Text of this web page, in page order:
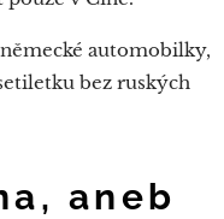
automobilky,
bez ruských
aneb